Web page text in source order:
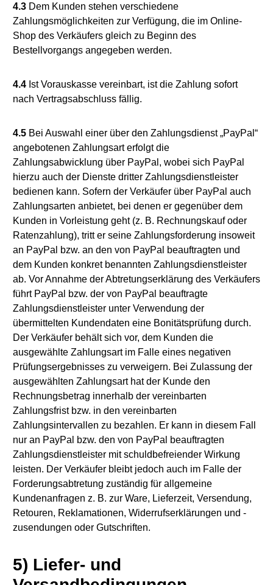
4.3 Dem Kunden stehen verschiedene
Zahlungsmöglichkeiten zur Verfügung, die im Online-
Shop des Verkäufers gleich zu Beginn des
Bestellvorgangs angegeben werden.
4.4 Ist Vorauskasse vereinbart, ist die Zahlung sofort
nach Vertragsabschluss fällig.
4.5 Bei Auswahl einer über den Zahlungsdienst „PayPal“
angebotenen Zahlungsart erfolgt die
Zahlungsabwicklung über PayPal, wobei sich PayPal
hierzu auch der Dienste dritter Zahlungsdienstleister
bedienen kann. Sofern der Verkäufer über PayPal auch
Zahlungsarten anbietet, bei denen er gegenüber dem
Kunden in Vorleistung geht (z. B. Rechnungskauf oder
Ratenzahlung), tritt er seine Zahlungsforderung insoweit
an PayPal bzw. an den von PayPal beauftragten und
dem Kunden konkret benannten Zahlungsdienstleister
ab. Vor Annahme der Abtretungserklärung des Verkäufers
führt PayPal bzw. der von PayPal beauftragte
Zahlungsdienstleister unter Verwendung der
übermittelten Kundendaten eine Bonitätsprüfung durch.
Der Verkäufer behält sich vor, dem Kunden die
ausgewählte Zahlungsart im Falle eines negativen
Prüfungsergebnisses zu verweigern. Bei Zulassung der
ausgewählten Zahlungsart hat der Kunde den
Rechnungsbetrag innerhalb der vereinbarten
Zahlungsfrist bzw. in den vereinbarten
Zahlungsintervallen zu bezahlen. Er kann in diesem Fall
nur an PayPal bzw. den von PayPal beauftragten
Zahlungsdienstleister mit schuldbefreiender Wirkung
leisten. Der Verkäufer bleibt jedoch auch im Falle der
Forderungsabtretung zuständig für allgemeine
Kundenanfragen z. B. zur Ware, Lieferzeit, Versendung,
Retouren, Reklamationen, Widerrufserklärungen und -
zusendungen oder Gutschriften.
5) Liefer- und